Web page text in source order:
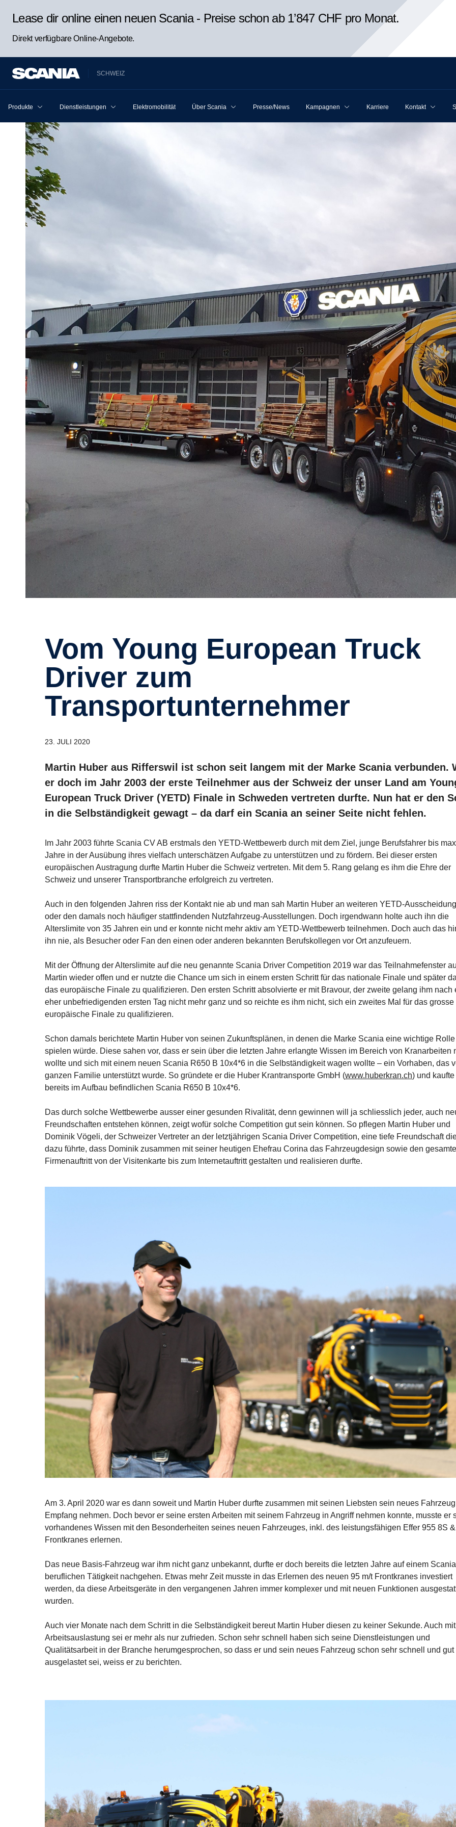
Lease dir online einen neuen Scania - Preise schon ab 1’847 CHF pro Monat.
Direkt verfügbare Online-Angebote.
SCHWEIZ
Produkte Dienstleistungen Elektromobilität Über Scania Presse/News Kampagnen Karriere Kontakt
Vom Young European Truck
Driver zum
Transportunternehmer
23. JULI 2020
Martin Huber aus Rifferswil ist schon seit langem mit der Marke Scania verbunden.
er doch im Jahr 2003 der erste Teilnehmer aus der Schweiz der unser Land am
European Truck Driver (YETD) Finale in Schweden vertreten durfte. Nun hat er den
in die Selbständigkeit gewagt – da darf ein Scania an seiner Seite nicht fehlen.
Im Jahr 2003 führte Scania CV AB erstmals den YETD-Wettbewerb durch mit dem Ziel, junge Berufsfahrer bis
Jahre in der Ausübung ihres vielfach unterschätzen Aufgabe zu unterstützen und zu fördern. Bei dieser ersten
europäischen Austragung durfte Martin Huber die Schweiz vertreten. Mit dem 5. Rang gelang es ihm die Ehre der
Schweiz und unserer Transportbranche erfolgreich zu vertreten.
Auch in den folgenden Jahren riss der Kontakt nie ab und man sah Martin Huber an weiteren YETD-
oder den damals noch häufiger stattfindenden Nutzfahrzeug-Ausstellungen. Doch irgendwann holte auch ihn die
Alterslimite von 35 Jahren ein und er konnte nicht mehr aktiv am YETD-Wettbewerb teilnehmen. Doch auch das
ihn nie, als Besucher oder Fan den einen oder anderen bekannten Berufskollegen vor Ort anzufeuern.
Mit der Öffnung der Alterslimite auf die neu genannte Scania Driver Competition 2019 war das Teilnahmefenster
Martin wieder offen und er nutzte die Chance um sich in einem ersten Schritt für das nationale Finale und später
das europäische Finale zu qualifizieren. Den ersten Schritt absolvierte er mit Bravour, der zweite gelang ihm nach
eher unbefriedigenden ersten Tag nicht mehr ganz und so reichte es ihm nicht, sich ein zweites Mal für das grosse
europäische Finale zu qualifizieren.
Schon damals berichtete Martin Huber von seinen Zukunftsplänen, in denen die Marke Scania eine wichtige Rolle
spielen würde. Diese sahen vor, dass er sein über die letzten Jahre erlangte Wissen im Bereich von Kranarbeiten
wollte und sich mit einem neuen Scania R650 B 10x4*6 in die Selbständigkeit wagen wollte – ein Vorhaben, das
ganzen Familie unterstützt wurde. So gründete er die Huber Krantransporte GmbH (www.huberkran.ch) und
bereits im Aufbau befindlichen Scania R650 B 10x4*6.
Das durch solche Wettbewerbe ausser einer gesunden Rivalität, denn gewinnen will ja schliesslich jeder, auch
Freundschaften entstehen können, zeigt wofür solche Competition gut sein können. So pflegen Martin Huber und
Dominik Vögeli, der Schweizer Vertreter an der letztjährigen Scania Driver Competition, eine tiefe Freundschaft
dazu führte, dass Dominik zusammen mit seiner heutigen Ehefrau Corina das Fahrzeugdesign sowie den
Firmenauftritt von der Visitenkarte bis zum Internetauftritt gestalten und realisieren durfte.
Am 3. April 2020 war es dann soweit und Martin Huber durfte zusammen mit seinen Liebsten sein neues
Empfang nehmen. Doch bevor er seine ersten Arbeiten mit seinem Fahrzeug in Angriff nehmen konnte, musste er
vorhandenes Wissen mit den Besonderheiten seines neuen Fahrzeuges, inkl. des leistungsfähigen Effer 955 8S
Frontkranes erlernen.
Das neue Basis-Fahrzeug war ihm nicht ganz unbekannt, durfte er doch bereits die letzten Jahre auf einem
beruflichen Tätigkeit nachgehen. Etwas mehr Zeit musste in das Erlernen des neuen 95 m/t Frontkranes investiert
werden, da diese Arbeitsgeräte in den vergangenen Jahren immer komplexer und mit neuen Funktionen
wurden.
Auch vier Monate nach dem Schritt in die Selbständigkeit bereut Martin Huber diesen zu keiner Sekunde. Auch
Arbeitsauslastung sei er mehr als nur zufrieden. Schon sehr schnell haben sich seine Dienstleistungen und
Qualitätsarbeit in der Branche herumgesprochen, so dass er und sein neues Fahrzeug schon sehr schnell und gut
ausgelastet sei, weiss er zu berichten.